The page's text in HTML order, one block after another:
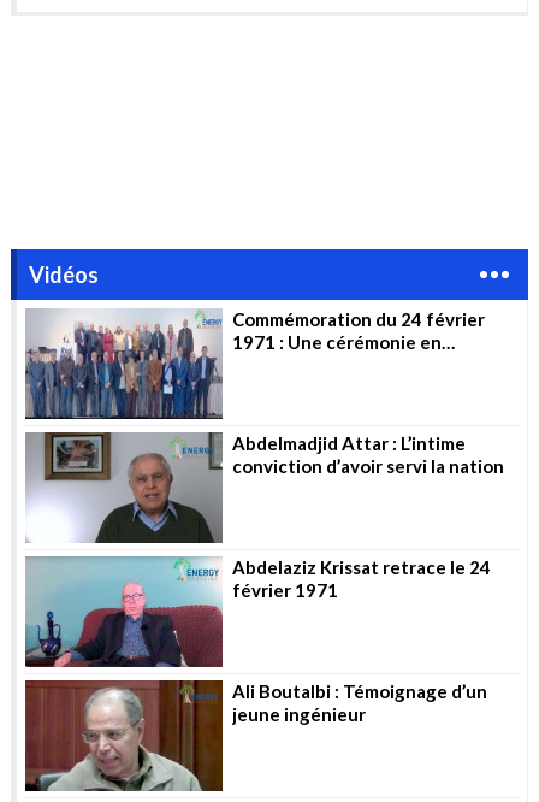
Vidéos
Commémoration du 24 février
1971 : Une cérémonie en
Abdelmadjid Attar : L’intime
conviction d’avoir servi la nation
Abdelaziz Krissat retrace le 24
février 1971
Ali Boutalbi : Témoignage d’un
jeune ingénieur